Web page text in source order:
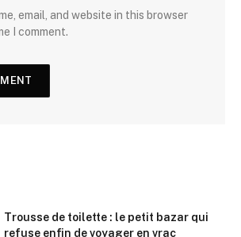
email, and website in this browser
I comment.
Trousse de toilette : le petit bazar qui
refuse enfin de voyager en vrac